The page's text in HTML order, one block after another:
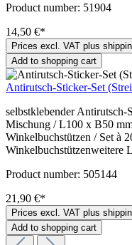
Product number: 51904
14,50 €*
Prices excl. VAT plus
Add to shopping cart
Antirutsch-Sticker-Set
selbstklebender
Mischung / L100 x B50
Winkelbuchstützen / Set à
Winkelbuchstützenweitere
Product number: 505144
21,90 €*
Prices excl. VAT plus
Add to shopping cart